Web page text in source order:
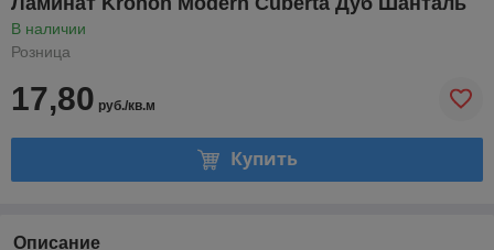
В наличии
Розница
17,80 руб./кв.м
Купить
Описание